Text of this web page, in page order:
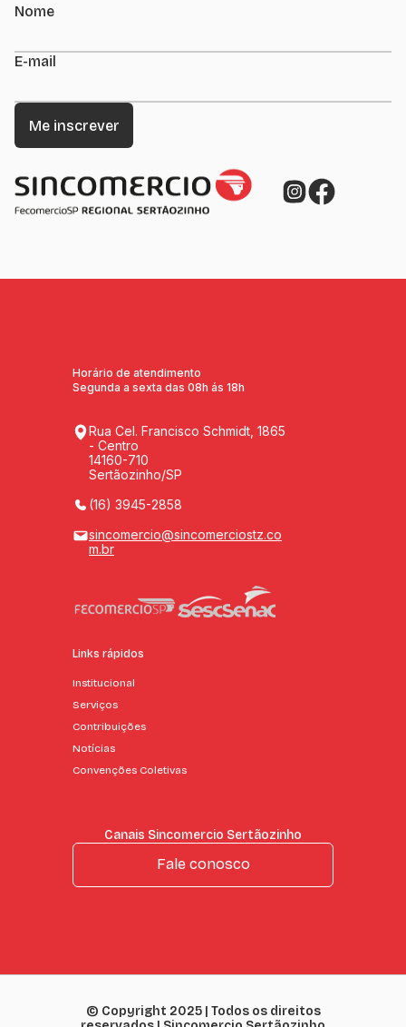
Nome
E-mail
Horário de atendimento
Segunda a sexta das 08h ás 18h
Rua Cel. Francisco Schmidt, 1865
- Centro
14160-710
Sertãozinho/SP
(16) 3945-2858
sincomercio@sincomerciostz.co
m.br
Links rápidos
Institucional
Serviços
Contribuições
Notícias
Convenções Coletivas
Canais Sincomercio Sertãozinho
Fale conosco
© Copyright 2025 | Todos os direitos